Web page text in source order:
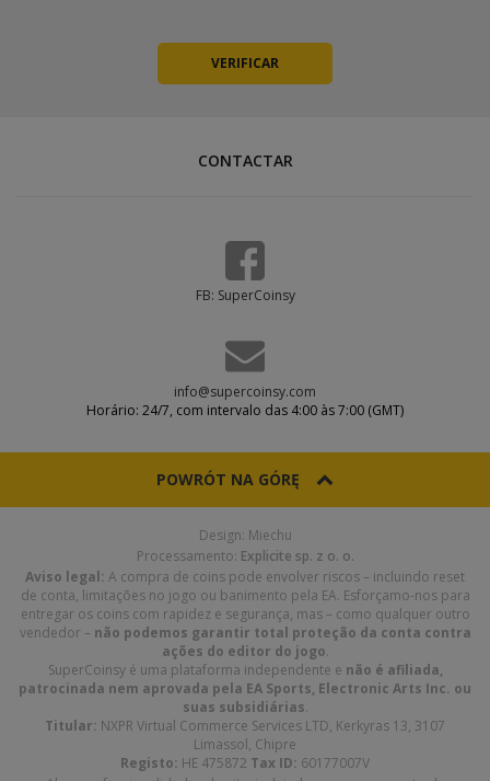
CONTACTAR
FB: SuperCoinsy
info@supercoinsy.com
Horário: 24/7, com intervalo das 4:00 às 7:00 (GMT)
POWRÓT NA GÓRĘ
Design: Miechu
Processamento: Explicite sp. z o. o.
Aviso legal: A compra de coins pode envolver riscos – incluindo reset
de conta, limitações no jogo ou banimento pela EA. Esforçamo-nos para
entregar os coins com rapidez e segurança, mas – como qualquer outro
vendedor – não podemos garantir total proteção da conta contra
ações do editor do jogo.
SuperCoinsy é uma plataforma independente e não é afiliada,
patrocinada nem aprovada pela EA Sports, Electronic Arts Inc. ou
suas subsidiárias.
Titular: NXPR Virtual Commerce Services LTD, Kerkyras 13, 3107
Limassol, Chipre
Registo: HE 475872 Tax ID: 60177007V